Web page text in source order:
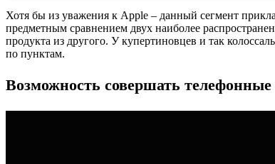
Хотя бы из уважения к Apple – данный сегмент
предметным сравнением двух наиболее
продукта из другого. У купертиновцев и так
по пунктам.
Возможность совершать